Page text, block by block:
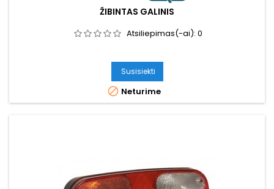
ŽIBINTAS GALINIS
Atsiliepimas(-ai): 0
Susisiekti
 Neturime